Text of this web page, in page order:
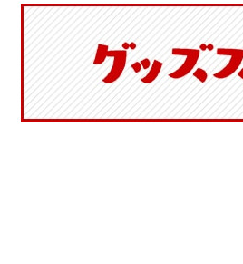
抗菌食洗機対応 ふ
わっと弁当箱 530ml
水森亜土 PF
…
1,760円
(送料別・税込)
マスコット入りドリ
ンクボトル ハロー
キティ PSPR5MC
3,300円
(送料別・税込)